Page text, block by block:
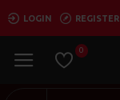
LOGIN REGISTER
0